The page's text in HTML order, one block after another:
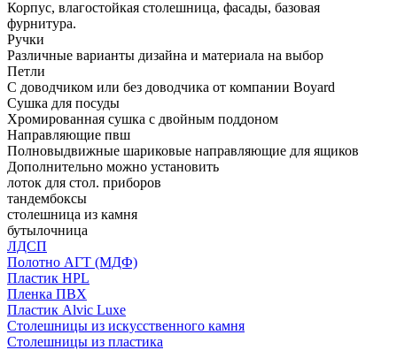
Корпус, влагостойкая столешница, фасады, базовая
фурнитура.
Ручки
Различные варианты дизайна и материала на выбор
Петли
С доводчиком или без доводчика от компании Boyard
Сушка для посуды
Хромированная сушка с двойным поддоном
Направляющие пвш
Полновыдвижные шариковые направляющие для ящиков
Дополнительно можно установить
лоток для стол. приборов
тандембоксы
столешница из камня
бутылочница
ЛДСП
Полотно АГТ (МДФ)
Пластик HPL
Пленка ПВХ
Пластик Alvic Luxe
Столешницы из искусственного камня
Столешницы из пластика